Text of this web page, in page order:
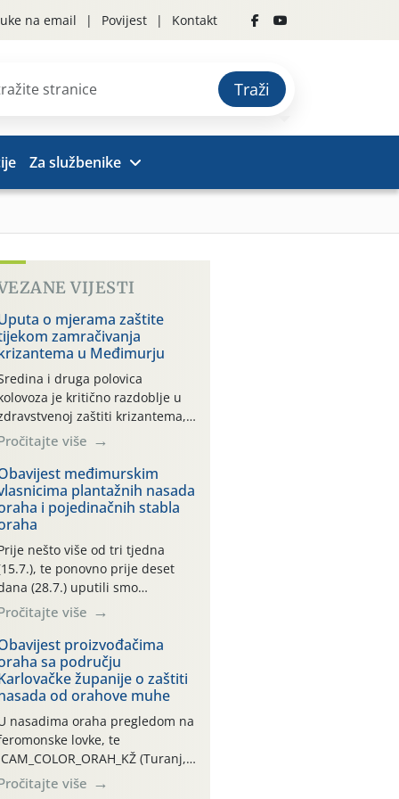
na email Povijest Kontakt
Traži
Za službenike
VIJESTI
o mjerama zaštite
zamračivanja
u Međimurju
i druga polovica
je kritično razdoblje u
zaštiti krizantema,
prije zamračivanja u proteklom
smo mjesecu tri puta upućivali
o preventivnim
zaštite krizantema od
uzročnika bolesti,
i fito-fagnih grinja (23.7.,
06.7.)! Na početku ovog
je zabilježeno je
i ekstremno vruće
razdoblje, uz
temperature […]
više
međimurskim
plantažnih nasada
i pojedinačnih stabla
nešto više od tri tjedna
te ponovno prije deset
(28.7.) uputili smo
vlasnicima plantažnih
nasada oraha i pojedinačnih
o početku leta i
potrebi usmjerenog
orahove muhe
completa)! Već
dana traje drugi
“toplinski udar”, koji
naročito izražen zadnja šest
(31.7.-05.8.), jer najviše
zraka svakodnevno
više
proizvođačima
sa području
županije o zaštiti
od orahove muhe
nasadima oraha pregledom na
lovke, te
CAM_COLOR_ORAH_KŽ (Turanj,
zabilježena je mala
više